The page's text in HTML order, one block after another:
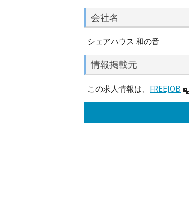
会社名
シェアハウス 和の音
情報掲載元
この求人情報は、 FREEJOB